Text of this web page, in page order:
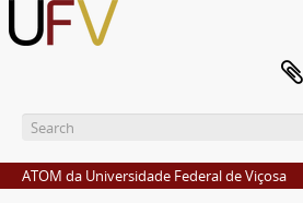
ATOM da Universidade Federal de Viçosa